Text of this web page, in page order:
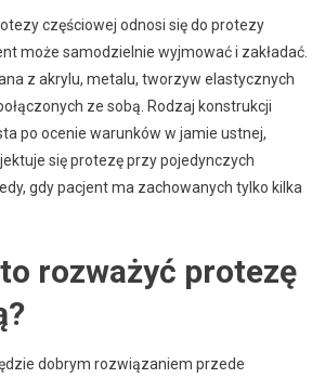
częściowej odnosi się do protezy
może samodzielnie wyjmować i zakładać.
z akrylu, metalu, tworzyw elastycznych
ze sobą. Rodzaj konstrukcji
po ocenie warunków w jamie ustnej,
się protezę przy pojedynczych
gdy pacjent ma zachowanych tylko kilka
rozważyć protezę
dobrym rozwiązaniem przede